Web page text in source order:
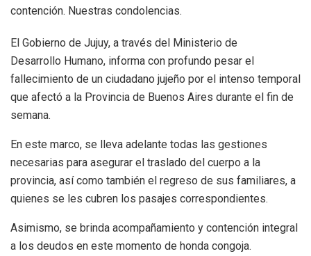
contención. Nuestras condolencias.
El Gobierno de Jujuy, a través del Ministerio de
Desarrollo Humano, informa con profundo pesar el
fallecimiento de un ciudadano jujeño por el intenso temporal
que afectó a la Provincia de Buenos Aires durante el fin de
semana.
En este marco, se lleva adelante todas las gestiones
necesarias para asegurar el traslado del cuerpo a la
provincia, así como también el regreso de sus familiares, a
quienes se les cubren los pasajes correspondientes.
Asimismo, se brinda acompañamiento y contención integral
a los deudos en este momento de honda congoja.